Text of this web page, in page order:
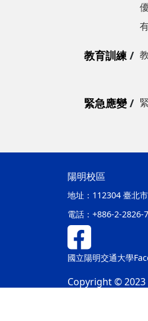
教育訓練
緊急應變
陽明校區
地址： 112304 臺北
電話： +886-2-2826-
國立陽明交通大學
Copyright ©